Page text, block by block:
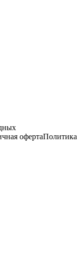
офертаПолитика